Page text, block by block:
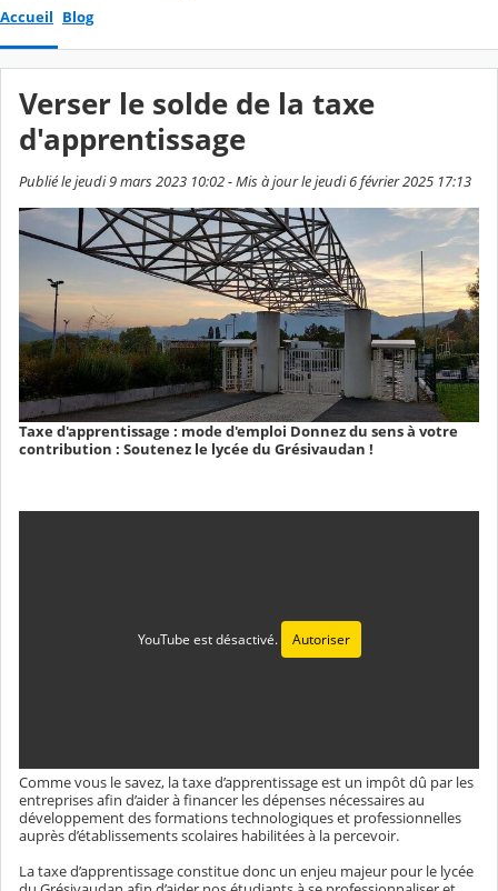
Accueil Blog
Verser le solde de la taxe
d'apprentissage
Publié le jeudi 9 mars 2023 10:02 - Mis à jour le jeudi 6 février 2025 17:13
Taxe d'apprentissage : mode d'emploi Donnez du sens à votre
contribution : Soutenez le lycée du Grésivaudan !
YouTube est désactivé. Autoriser
Comme vous le savez, la taxe d’apprentissage est un impôt dû par les
entreprises afin d’aider à financer les dépenses nécessaires au
développement des formations technologiques et professionnelles
auprès d’établissements scolaires habilitées à la percevoir.
La taxe d’apprentissage constitue donc un enjeu majeur pour le lycée